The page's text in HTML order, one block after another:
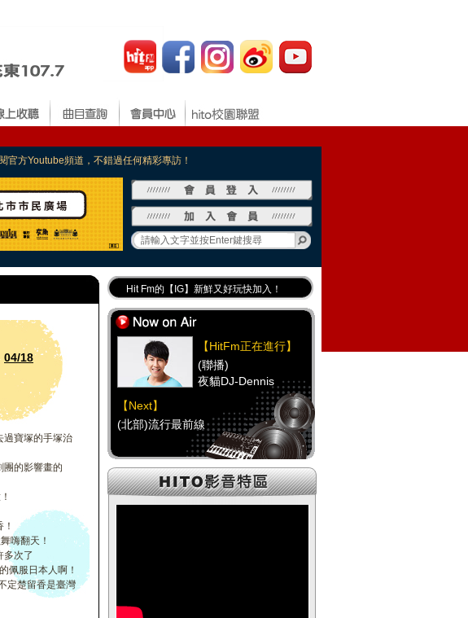
官方Youtube頻道，不錯過任何精彩專訪！
04/18
過寶塚的手塚治
團的影響畫的
嗨翻天！
多次了
佩服日本人啊！
定楚留香是臺灣
Hit Fm的【IG】新鮮又好玩快加入！
Hit Fm【FB臉書粉絲團】等你加入！
最專業《DJ推薦》好音樂千萬別錯過！
好康報報 最新優惠訊息都在這！
【HitFm正在進行】
(聯播)
夜貓DJ-Dennis
【Next】
(北部)流行最前線
【HitFm正在進行】
(聯播)